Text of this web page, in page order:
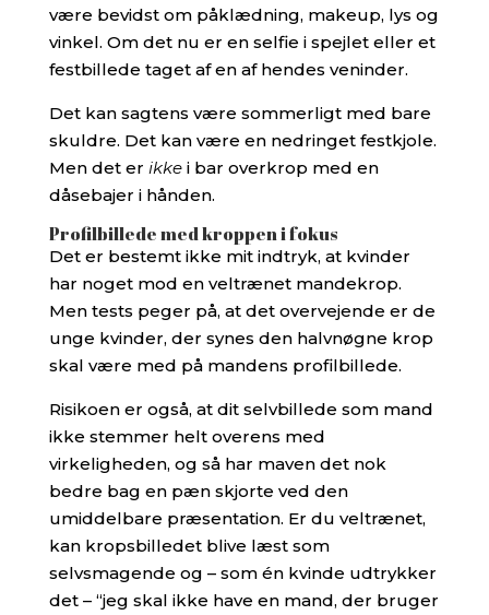
være bevidst om påklædning, makeup, lys og
vinkel. Om det nu er en selfie i spejlet eller et
festbillede taget af en af hendes veninder.
Det kan sagtens være sommerligt med bare
skuldre. Det kan være en nedringet festkjole.
Men det er ikkei bar overkrop med en
dåsebajer i hånden.
Profilbillede med kroppen i fokus
Det er bestemt ikke mit indtryk, at kvinder
har noget mod en veltrænet mandekrop.
Men tests peger på, at det overvejende er de
unge kvinder, der synes den halvnøgne krop
skal være med på mandens profilbillede.
Risikoen er også, at dit selvbillede som mand
ikke stemmer helt overens med
virkeligheden, og så har maven det nok
bedre bag en pæn skjorte ved den
umiddelbare præsentation. Er du veltrænet,
kan kropsbilledet blive læst som
selvsmagende og – som én kvinde udtrykker
det – “jeg skal ikke have en mand, der bruger